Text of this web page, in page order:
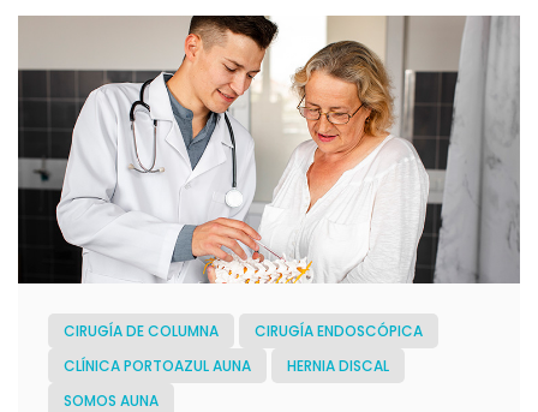
CIRUGÍA DE COLUMNA
CIRUGÍA ENDOSCÓPICA
CLÍNICA PORTOAZUL AUNA
HERNIA DISCAL
SOMOS AUNA